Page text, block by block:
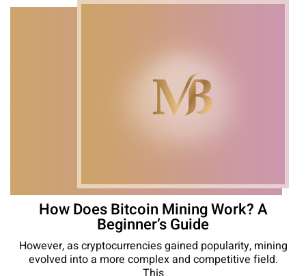
How Does Bitcoin Mining Work? A
Beginner’s Guide
However, as cryptocurrencies gained popularity, mining
evolved into a more complex and competitive field.